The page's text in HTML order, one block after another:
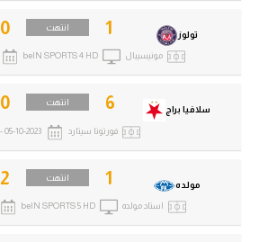
مولده 1 انتهت 2
استاد مولده beIN SPORTS 5 HD
سلافيا براج 6 انتهت 0
فورتونا سيتارد 05-10-2023 - 19:00
تولوز 1 انتهت 0
مونيسيبال beIN SPORTS 4 HD